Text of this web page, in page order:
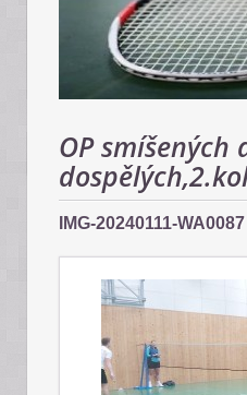
OP smíšených
IMG-20240111-WA0087